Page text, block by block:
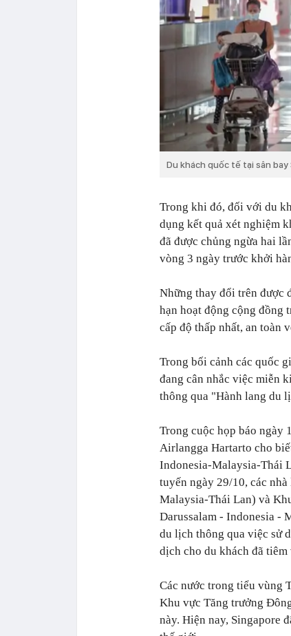
Du khách quốc tế tại sân
Trong khi đó, đối với du
dụng kết quả xét nghiệm
đã được chủng ngừa hai
vòng 3 ngày trước khởi
Những thay đổi trên được
hạn hoạt động cộng đồng
cấp độ thấp nhất, an toàn
Trong bối cảnh các quốc
đang cân nhắc việc miễn
thông qua "Hành lang du
Trong cuộc họp báo ngày
Airlangga Hartarto cho
Indonesia-Malaysia-Thái
tuyến ngày 29/10, các
Malaysia-Thái Lan) và
Darussalam - Indonesia -
du lịch thông qua việc sử
dịch cho du khách đã
Các nước trong tiểu vùng
Khu vực Tăng trưởng
này. Hiện nay, Singapore